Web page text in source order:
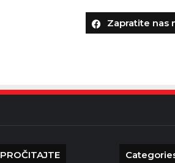
Zapratite nas